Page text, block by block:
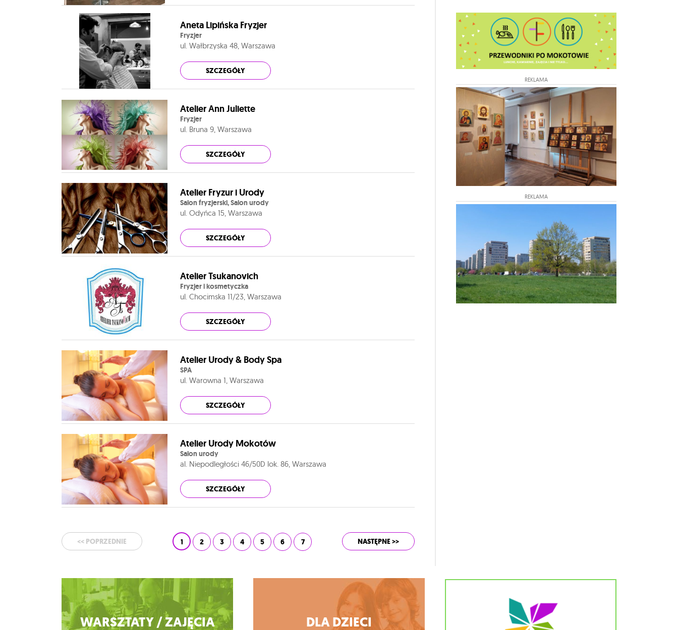
Aneta Lipińska Fryzjer
Fryzjer
ul. Wałbrzyska 48, Warszawa
SZCZEGÓŁY
Atelier Ann Juliette
Fryzjer
ul. Bruna 9, Warszawa
SZCZEGÓŁY
Atelier Fryzur i Urody
Salon fryzjerski, Salon urody
ul. Odyńca 15, Warszawa
SZCZEGÓŁY
Atelier Tsukanovich
Fryzjer i kosmetyczka
ul. Chocimska 11/23, Warszawa
SZCZEGÓŁY
Atelier Urody & Body Spa
SPA
ul. Warowna 1, Warszawa
SZCZEGÓŁY
Atelier Urody Mokotów
Salon urody
al. Niepodległości 46/50D lok. 86, Warszawa
SZCZEGÓŁY
<< POPRZEDNIE 1 2 3 4 5 6 7 NASTĘPNE >>
REKLAMA
REKLAMA
Zobacz więcej
WARSZTATY / ZAJĘCIA DLA DZIECI